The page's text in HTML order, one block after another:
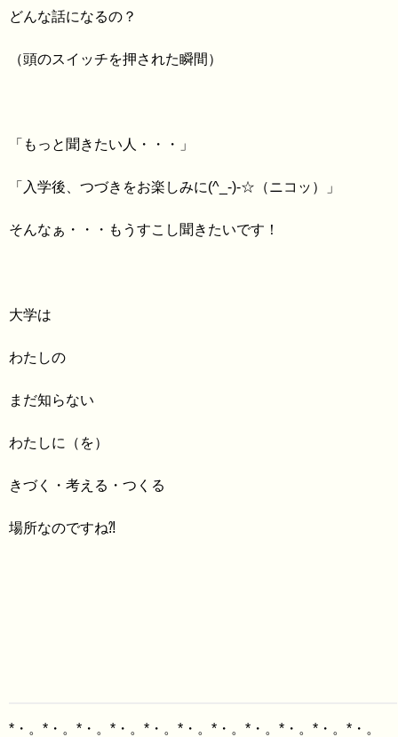
どんな話になるの？
（頭のスイッチを押された瞬間）
「もっと聞きたい人・・・」
「入学後、つづきをお楽しみに(^_-)-☆（ニコッ）」
そんなぁ・・・もうすこし聞きたいです！
大学は
わたしの
まだ知らない
わたしに（を）
きづく・考える・つくる
場所なのですね⁈
*・。*・。*・。*・。*・。*・。*・。*・。*・。*・。*・。